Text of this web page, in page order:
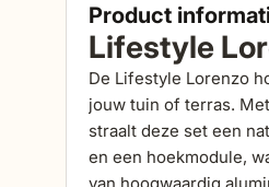
Product
Lifestyle
De Lifestyle Lorenzo
jouw tuin of terras.
straalt deze set een
en een hoekmodule,